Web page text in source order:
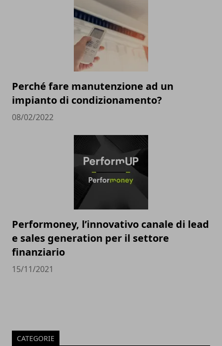
Perché fare manutenzione ad un
impianto di condizionamento?
08/02/2022
Performoney, l’innovativo canale di lead
e sales generation per il settore
finanziario
15/11/2021
CATEGORIE